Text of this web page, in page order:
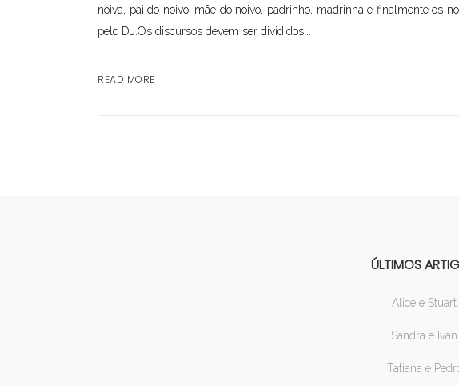
noiva, pai do noivo, mãe do noivo, padrinho, madrinha e finalmente os
pelo DJ.Os discursos devem ser divididos...
READ MORE
ÚLTIMOS
Alice e Stuart
Sandra e Ivan
Tatiana e